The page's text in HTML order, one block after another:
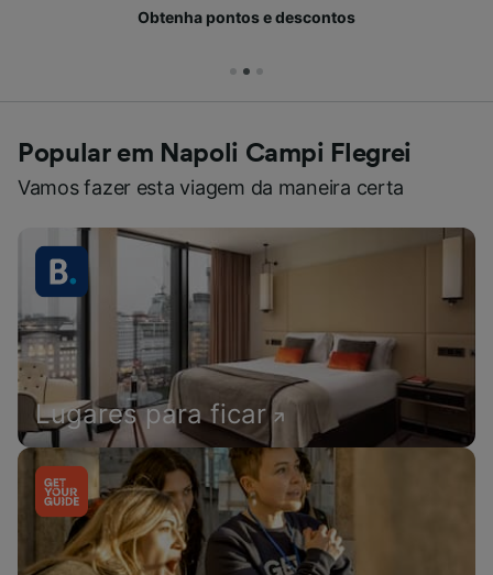
Obtenha pontos e descontos
Popular em Napoli Campi Flegrei
Vamos fazer esta viagem da maneira certa
Lugares para ficar